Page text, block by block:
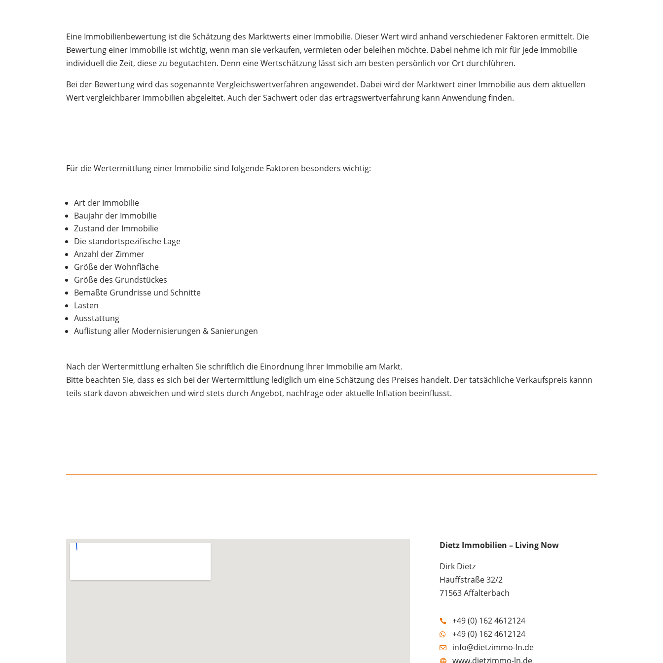
Eine Immobilienbewertung ist dieSchätzung des Marktwerts einer Immobilie. DieserWertwird anhand verschiedener Faktoren ermittelt. Die
Bewertung einer Immobilie istwichtig, wenn man sieverkaufen, vermieten oder beleihen möchte. Dabei nehme ich mir für jede Immobilie
individuell die Zeit, diese zu begutachten. Denn eine Wertschätzung lässt sich am besten persönlich vor Ort durchführen.
Bei der Bewertung wird das sogenannte Vergleichswertverfahren angewendet. Dabei wird der Marktwert einer Immobilie aus dem aktuellen
Wert vergleichbarer Immobilien abgeleitet. Auch der Sachwert oder das ertragswertverfahrung kann Anwendung finden.
Für die Wertermittlung einer Immobilie sind folgende Faktoren besonders wichtig:
Art der Immobilie
Baujahr der Immobilie
Zustand der Immobilie
Die standortspezifische Lage
Anzahl der Zimmer
Größe der Wohnfläche
Größe des Grundstückes
Bemaßte Grundrisse und Schnitte
Lasten
Ausstattung
Auflistung aller Modernisierungen & Sanierungen
Nach der Wertermittlung erhalten Sie schriftlich die Einordnung Ihrer Immobilie am Markt.
Bitte beachten Sie, dass es sich bei der Wertermittlung lediglich um eine Schätzung des Preises handelt. Der tatsächliche Verkaufspreis kannn
teils stark davon abweichen und wird stets durch Angebot, nachfrage oder aktuelle Inflation beeinflusst.
Dietz Immobilien – Living Now
Dirk Dietz
Hauffstraße 32/2
71563 Affalterbach
 +49 (0) 162 4612124
 +49 (0) 162 4612124
 info@dietzimmo-ln.de
 www.dietzimmo-ln.de